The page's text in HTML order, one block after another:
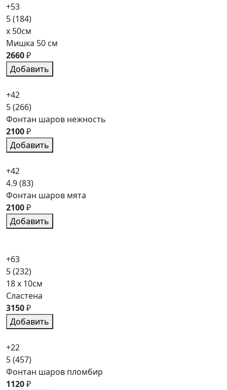
+53
5(184)
x 50см
Мишка 50 см
2660₽
Добавить
+42
5(266)
Фонтан шаров нежность
2100₽
Добавить
+42
4.9(83)
Фонтан шаров мята
2100₽
Добавить
+63
5(232)
18 x 10см
Сластена
3150₽
Добавить
+22
5(457)
Фонтан шаров пломбир
1120₽